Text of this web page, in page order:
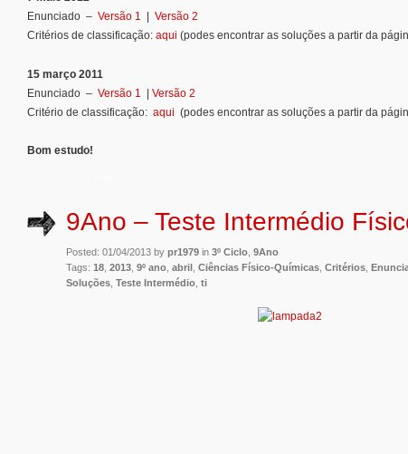
Enunciado – Versão 1
Versão 2
Critérios de classificação: aqui (podes encontrar as soluções a partir da
15 março 2011
Enunciado – Versão 1 | Versão 2
Critério de classificação: aqui (podes encontrar as soluções a partir da
Bom estudo!
9Ano – Teste Intermédio
Posted: 01/04/2013 by pr1979 in 3º Ciclo 9Ano
Tags: 18 2013 9º ano abril Ciências Físico-Químicas Critérios
Soluções Teste Intermédio ti